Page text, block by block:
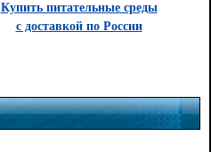
Купить питательные среды
с доставкой по России